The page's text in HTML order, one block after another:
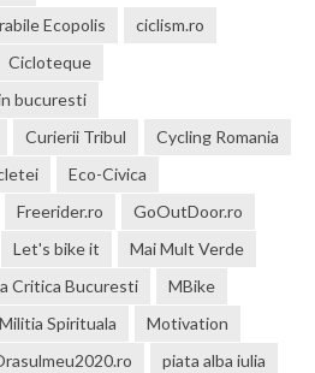
Ecopolis
ciclism.ro
Cicloteque
bucuresti
Curierii Tribul
Cycling Romania
Eco-Civica
Freerider.ro
GoOutDoor.ro
Let's bike it
Mai Mult Verde
Critica Bucuresti
MBike
Militia Spirituala
Motivation
piata alba iulia